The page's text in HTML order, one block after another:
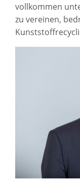
vollkommen
zu vereinen,